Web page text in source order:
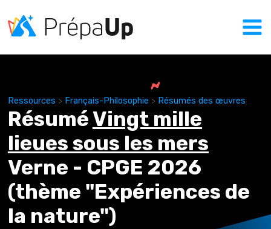
Ressources > Français-Philosophie > Résumés des œuvres
RésuméVingt mille
lieues sous les mers
Verne - CPGE 2026
(thème "Expériences de
la nature")